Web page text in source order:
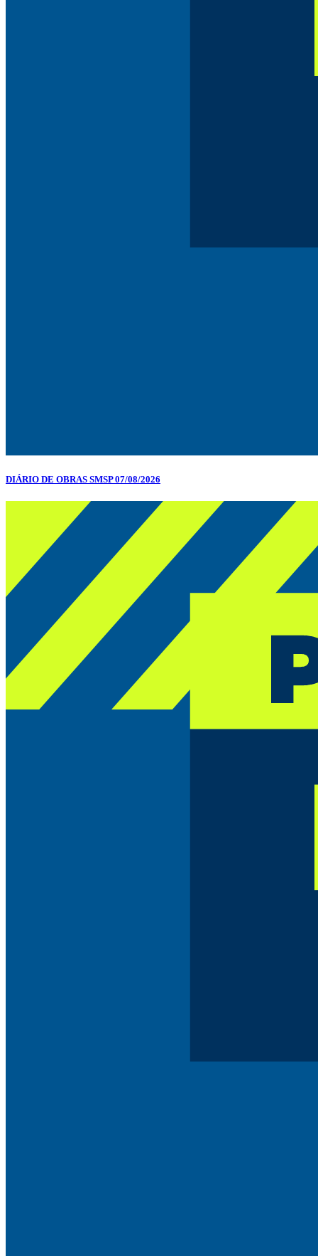
DIÁRIO DE OBRAS SMSP 07/08/2026